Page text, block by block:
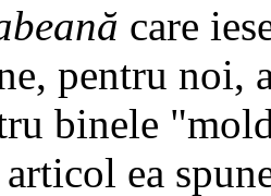
care
pentru noi,
binele
ea